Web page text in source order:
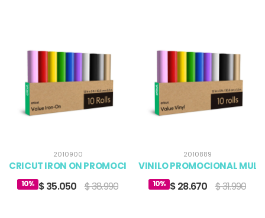
2010900
CRICUT IRON ON PROMOCIONAL MULTICOLOR 12 X 3 FT
10% $ 35.050 $ 38.990
2010889
VINILO PROMOCIONAL
10% $ 28.670 $ 31.990